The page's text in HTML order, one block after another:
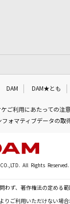
DAM DAM★とも
ケご利用にあたっての注
フォマティブデータの取
All Rights Reserved.
ず、著作権法の定める
りご利用いただけない場合